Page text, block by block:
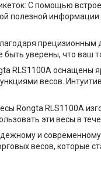
С помощью
полезной
уверены, что ваш
RLS1100A
весов.
Rongta RLS1100A
эти весы в
и
весов, которые